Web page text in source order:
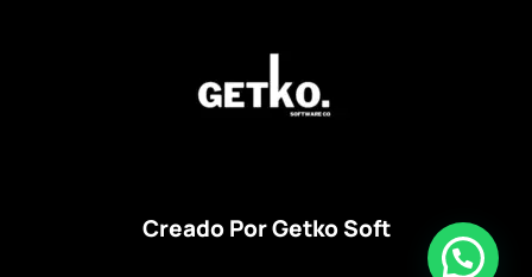
Creado Por Getko Soft